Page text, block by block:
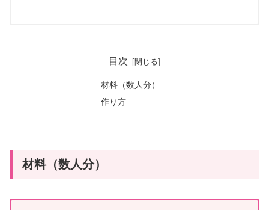
目次
材料（数人分）
作り方
材料（数人分）